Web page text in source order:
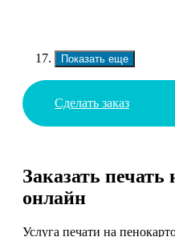
Показать еще
Сделать заказ
Заказать печать
онлайн
Услуга печати на